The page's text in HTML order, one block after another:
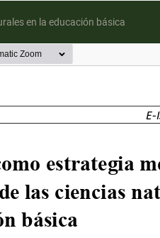
en la educación básica